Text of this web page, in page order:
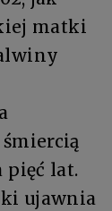
matki
pięć lat.
ujawnia